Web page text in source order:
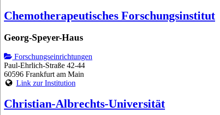
Chemotherapeutisches Forschungsinstitut
Georg-Speyer-Haus
Forschungseinrichtungen
Paul-Ehrlich-Straße 42-44
60596 Frankfurt am Main
Link zur Institution
Christian-Albrechts-Universität